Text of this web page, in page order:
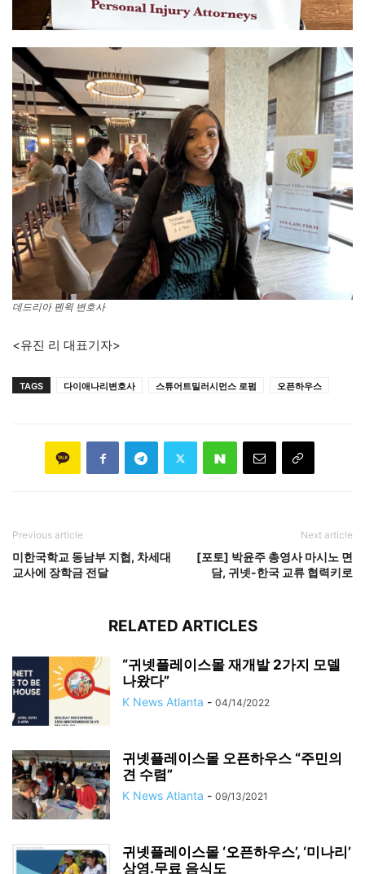
데드리아 펜윅 변호사
<유진 리 대표기자>
TAGS 다이애나리변호사 스튜어트밀러시먼스 로펌 오픈하우스
Previous article
미한국학교 동남부 지협, 차세대
교사에 장학금 전달
Next article
[포토] 박윤주 총영사 마시노 면
담, 귀넷-한국 교류 협력키로
RELATED ARTICLES
“귀넷플레이스몰 재개발 2가지 모델
나왔다”
K News Atlanta - 04/14/2022
귀넷플레이스몰 오픈하우스 “주민의
견 수렴”
K News Atlanta - 09/13/2021
귀넷플레이스몰 ‘오픈하우스’, ‘미나리’
상영.무료 음식도